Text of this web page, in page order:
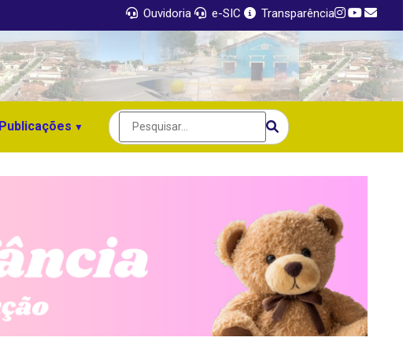
Ouvidoria e-SIC Transparência
Publicações